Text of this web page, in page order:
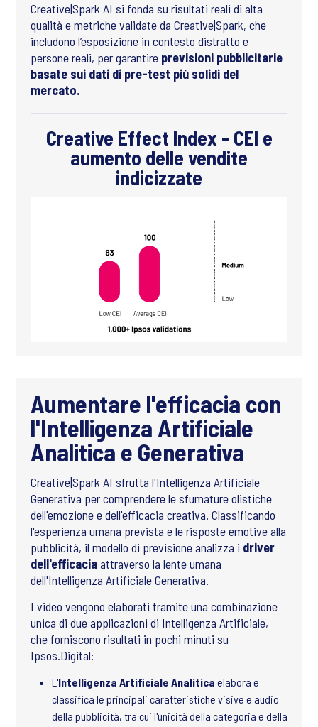
Creative|Spark AI si fonda su risultati reali di alta
qualità e metriche validate da Creative|Spark, che
includono l’esposizione in contesto distratto e
persone reali, per garantire previsioni pubblicitarie
basate sui dati di pre-test più solidi del
mercato.
Creative Effect Index - CEI e
aumento delle vendite
indicizzate
Aumentare l'efficacia con
l'Intelligenza Artificiale
Analitica e Generativa
Creative|Spark AI sfrutta l'Intelligenza Artificiale
Generativa per comprendere le sfumature olistiche
dell'emozione e dell'efficacia creativa. Classificando
l'esperienza umana prevista e le risposte emotive alla
pubblicità, il modello di previsione analizza i driver
dell'efficaciaattraverso la lente umana
dell'Intelligenza Artificiale Generativa.
I video vengono elaborati tramite una combinazione
unica di due applicazioni di Intelligenza Artificiale,
che forniscono risultati in pochi minuti su
Ipsos.Digital:
L'Intelligenza Artificiale Analitica elabora e
classifica le principali caratteristiche visive e audio
della pubblicità, tra cui l'unicità della categoria e della